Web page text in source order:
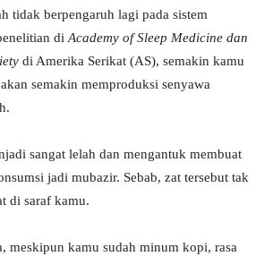
tidak berpengaruh lagi pada sistem
di Academy of Sleep Medicine dan
di Amerika Serikat (AS), semakin kamu
semakin memproduksi senyawa
sangat lelah dan mengantuk membuat
jadi mubazir. Sebab, zat tersebut tak
di saraf kamu.
meskipun kamu sudah minum kopi, rasa